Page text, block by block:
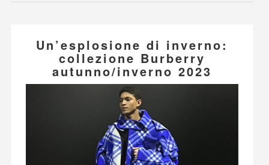
Un’esplosione di inverno:
collezione Burberry
autunno/inverno 2023